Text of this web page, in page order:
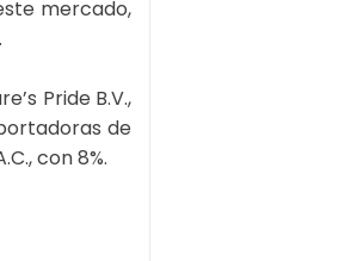
mercado,
Pride B.V.,
de
con 8%.